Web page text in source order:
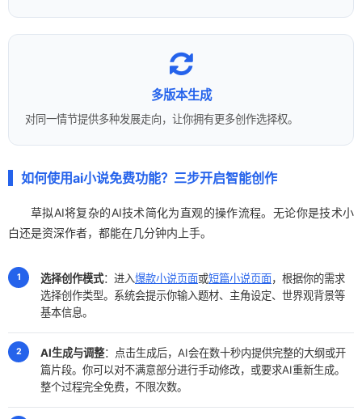
多版本生成
对同一情节提供多种发展走向，让你拥有更多创作选择权。
如何使用ai小说免费功能？三步开启智能创作
草拟AI将复杂的AI技术简化为直观的操作流程。无论你是技术小
白还是资深作者，都能在几分钟内上手。
选择创作模式：进入爆款小说页面或短篇小说页面，根据你的需求
选择创作类型。系统会提示你输入题材、主角设定、世界观背景等
基本信息。
AI生成与调整：点击生成后，AI会在数十秒内提供完整的大纲或开
篇片段。你可以对不满意部分进行手动修改，或要求AI重新生成。
整个过程完全免费，不限次数。